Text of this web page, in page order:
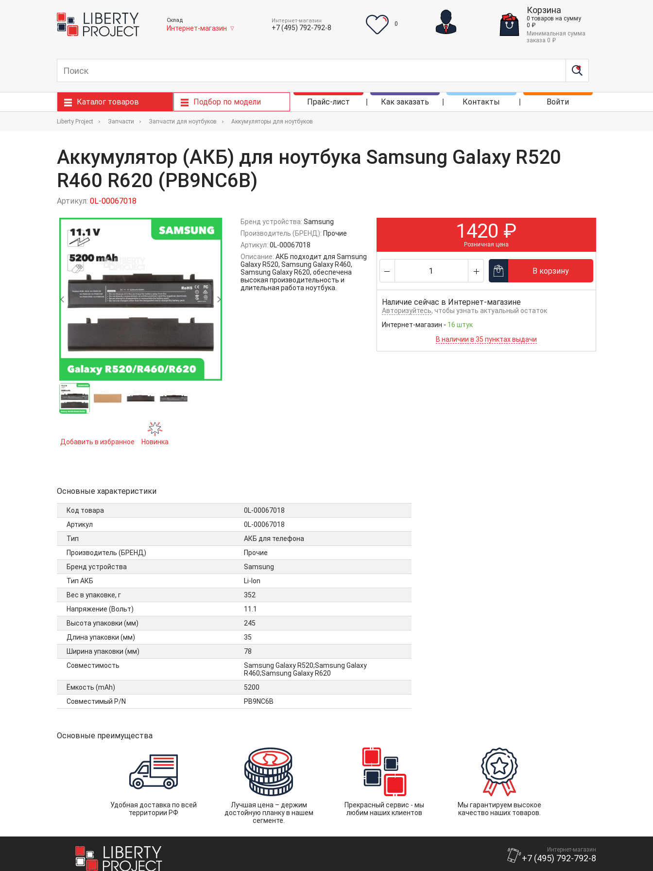
Склад
Интернет-магазин ▽
Интернет-магазин
+7 (495) 792-792-8
0
Корзина
0 товаров на сумму
0 ₽
Минимальная сумма
заказа 0 ₽
Каталог товаров Подбор по модели Прайс-лист Как заказать Контакты Войти
Liberty Project Запчасти Запчасти для ноутбуков Аккумуляторы для ноутбуков
Аккумулятор (АКБ) для ноутбука Samsung Galaxy R520
R460 R620 (PB9NC6B)
Артикул: 0L-00067018
Добавить в избранное Новинка
Бренд устройства: Samsung
Производитель (БРЕНД): Прочие
Артикул: 0L-00067018
Описание: АКБ подходит для Samsung
Galaxy R520, Samsung Galaxy R460,
Samsung Galaxy R620, обеспечена
высокая производительность и
длительная работа ноутбука.
1420 ₽
Розничная цена
В корзину
Наличие сейчас в Интернет-магазине
Авторизуйтесь, чтобы узнать актуальный остаток
Интернет-магазин - 16 штук
В наличии в 35 пунктах выдачи
Основные характеристики
Код товара
0L-00067018
Артикул
0L-00067018
Тип
АКБ для телефона
Производитель (БРЕНД)
Прочие
Бренд устройства
Samsung
Тип АКБ
Li-Ion
Вес в упаковке, г
352
Напряжение (Вольт)
11.1
Высота упаковки (мм)
245
Длина упаковки (мм)
35
Ширина упаковки (мм)
78
Совместимость
Samsung Galaxy R520;Samsung Galaxy
R460;Samsung Galaxy R620
Ёмкость (mAh)
5200
Совместимый P/N
PB9NC6B
Основные преимущества
Удобная доставка по всей
территории РФ
Лучшая цена – держим
достойную планку в нашем
сегменте.
Прекрасный сервис - мы
любим наших клиентов
Мы гарантируем высокое
качество наших товаров.
Интернет-магазин
+7 (495) 792-792-8